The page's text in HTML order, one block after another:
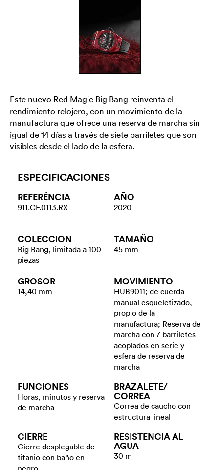
Este nuevo Red Magic Big Bang reinventa el
rendimiento relojero, con un movimiento de la
manufactura que ofrece una reserva de marcha sin
igual de 14 días a través de siete barriletes que son
visibles desde el lado de la esfera.
ESPECIFICACIONES
REFERÉNCIA
911.CF.0113.RX
AÑO
2020
COLECCIÓN
Big Bang, limitada a 100
piezas
TAMAÑO
45 mm
GROSOR
14,40 mm
MOVIMIENTO
HUB9011; de cuerda
manual esqueletizado,
propio de la
manufactura; Reserva de
marcha con 7 barriletes
acoplados en serie y
esfera de reserva de
marcha
FUNCIONES
Horas, minutos y reserva
de marcha
BRAZALETE/​
CORREA
Correa de caucho con
estructura lineal
CIERRE
Cierre desplegable de
titanio con baño en
negro
RESISTENCIA AL
AGUA
30 m